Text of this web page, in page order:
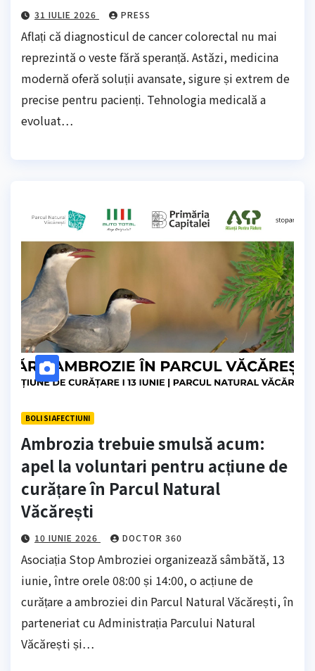
31 IULIE 2026 PRESS
Aflați că diagnosticul de cancer colorectal nu mai
reprezintă o veste fără speranță. Astăzi, medicina
modernă oferă soluții avansate, sigure și extrem de
precise pentru pacienți. Tehnologia medicală a
evoluat…
BOLI SI AFECTIUNI
Ambrozia trebuie smulsă acum:
apel la voluntari pentru acțiune de
curățare în Parcul Natural
Văcărești
10 IUNIE 2026 DOCTOR 360
Asociația Stop Ambroziei organizează sâmbătă, 13
iunie, între orele 08:00 și 14:00, o acțiune de
curățare a ambroziei din Parcul Natural Văcărești, în
parteneriat cu Administrația Parcului Natural
Văcărești și…